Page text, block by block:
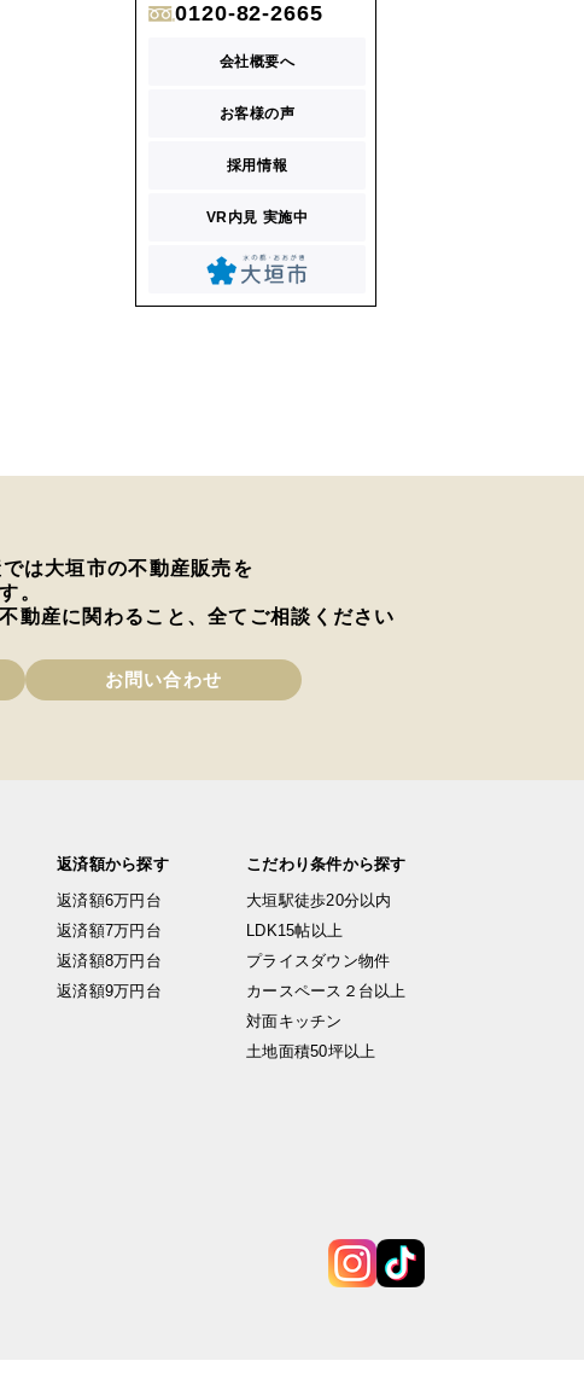
0120-82-2665
会社概要へ
お客様の声
採用情報
VR内見 実施中
は大垣市の不動産販売を
。
動産に関わること、全てご相談ください
お問い合わせ
返済額から探す
返済額6万円台
返済額7万円台
返済額8万円台
返済額9万円台
こだわり条件から探す
大垣駅徒歩20分以内
LDK15帖以上
プライスダウン物件
カースペース２台以上
対面キッチン
土地面積50坪以上